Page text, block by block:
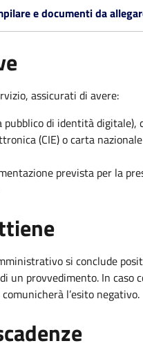
e documenti da
assicurati di avere:
pubblico di identità digitale),
(CIE) o carta
prevista per la
si conclude
un provvedimento. In caso
l’esito negativo.